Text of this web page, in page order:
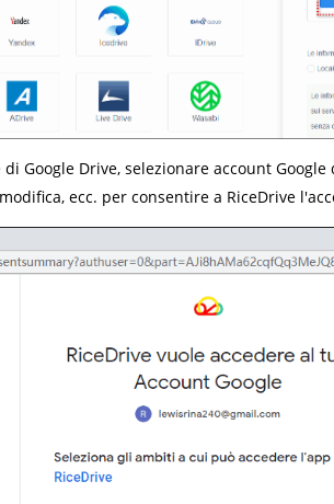
Google Drive, selezionare account
ecc. per consentire a RiceDrive